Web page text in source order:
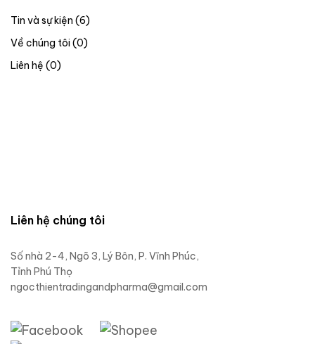
Tin và sự kiện (6)
Về chúng tôi (0)
Liên hệ (0)
Liên hệ chúng tôi
Số nhà 2-4, Ngõ 3, Lý Bôn, P. Vĩnh Phúc,
Tỉnh Phú Thọ
ngocthientradingandpharma@gmail.com